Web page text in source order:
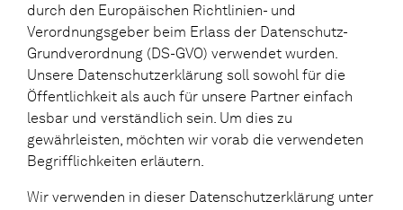
durch den Europäischen Richtlinien- und
Verordnungsgeber beim Erlass der Datenschutz-
Grundverordnung (DS-GVO) verwendet wurden.
Unsere Datenschutzerklärung soll sowohl für die
Öffentlichkeit als auch für unsere Partner einfach
lesbar und verständlich sein. Um dies zu
gewährleisten, möchten wir vorab die verwendeten
Begrifflichkeiten erläutern.
Wir verwenden in dieser Datenschutzerklärung unter